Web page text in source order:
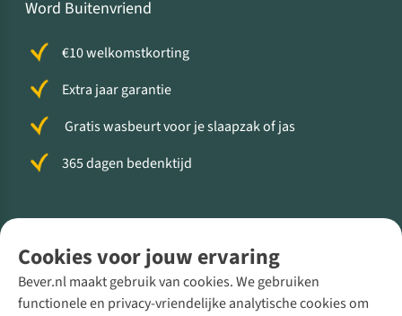
Cookies voor jouw ervaring
Bever.nl maakt gebruik van cookies. We gebruiken
functionele en privacy-vriendelijke analytische cookies om
Word Buitenvriend
€10 welkomstkorting
Extra jaar garantie
Gratis wasbeurt voor je slaapzak of jas
365 dagen bedenktijd